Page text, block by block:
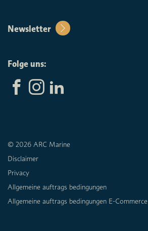
Newsletter
Folge uns:
© 2026 ARC Marine
Disclaimer
Privacy
Allgemeine auftrags bedingungen
Allgemeine auftrags bedingungen E-Commerce